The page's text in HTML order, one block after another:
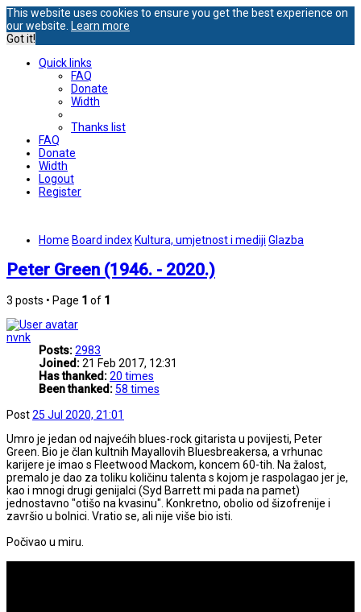
This website uses cookies to ensure you get the best experience on
our website. Learn more
Got it!
Quick links
FAQ
Donate
Width
Thanks list
FAQ
Donate
Width
Logout
Register
Home Board index Kultura, umjetnost i mediji Glazba
Peter Green (1946. - 2020.)
3 posts • Page 1 of 1
nvnk
Posts:2983
Joined:21 Feb 2017, 12:31
Has thanked:20 times
Been thanked:58 times
Post25 Jul 2020, 21:01
Umro je jedan od najvećih blues-rock gitarista u povijesti, Peter
Green. Bio je član kultnih Mayallovih Bluesbreakersa, a vrhunac
karijere je imao s Fleetwood Mackom, koncem 60-tih. Na žalost,
premalo je dao za toliku količinu talenta s kojom je raspolagao jer je,
kao i mnogi drugi genijalci (Syd Barrett mi pada na pamet)
jednostavno "otišo na kvasinu". Konkretno, obolio od šizofrenije i
završio u bolnici. Vratio se, ali nije više bio isti.
Počivao u miru.